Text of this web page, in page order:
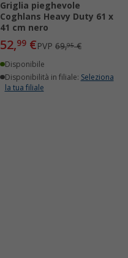
Griglia pieghevole
Coghlans Heavy Duty 61 x
41 cm nero
52,99 €PVP 69,95€
Disponibile
Disponibilità in filiale: Seleziona
la tua filiale